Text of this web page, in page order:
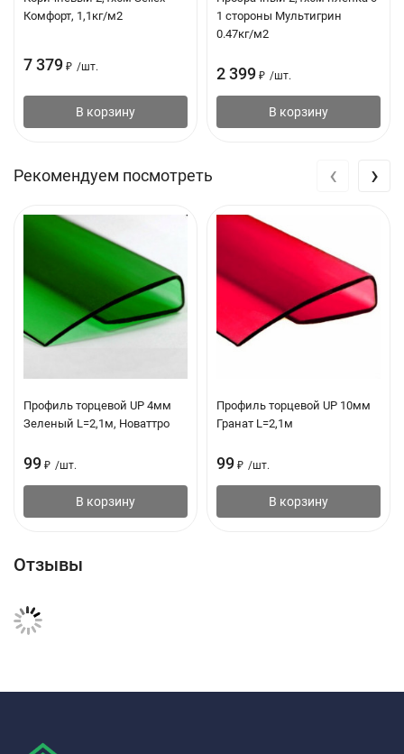
Комфорт, 1,1кг/м2
7 379 ₽ /шт.
В корзину
1 стороны Мультигрин
0.47кг/м2
2 399 ₽ /шт.
В корзину
Рекомендуем посмотреть
Профиль торцевой UP 4мм
Зеленый L=2,1м, Новаттро
99 ₽ /шт.
В корзину
Профиль торцевой UP 10мм
Гранат L=2,1м
99 ₽ /шт.
В корзину
‹ ›
Отзывы